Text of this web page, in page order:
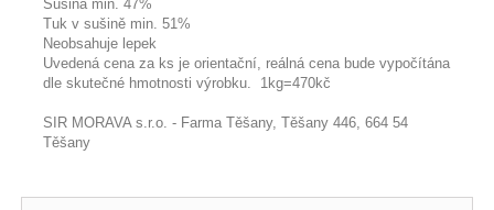
Sušina min. 47%
Tuk v sušině min. 51%
Neobsahuje lepek
Uvedená cena za ks je orientační, reálná cena bude vypočítána
dle skutečné hmotnosti výrobku. 1kg=470kč
SIR MORAVA s.r.o. - Farma Těšany, Těšany 446, 664 54
Těšany